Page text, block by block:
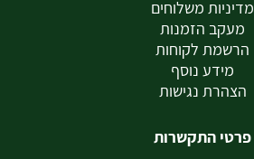
מדיניות משלוחים
מעקב הזמנות
הרשמת לקוחות
מידע נוסף
הצהרת נגישות
פרטי התקשרות